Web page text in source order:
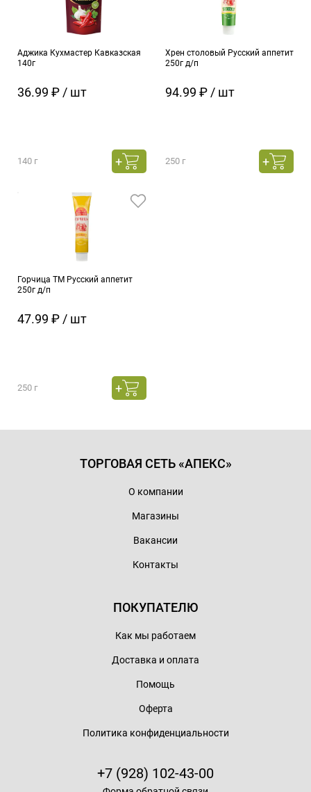
Аджика Кухмастер Кавказская
140г
36.99 ₽ / шт
140 г
Хрен столовый Русский аппетит
250г д/п
94.99 ₽ / шт
250 г
Горчица ТМ Русский аппетит
250г д/п
47.99 ₽ / шт
250 г
ТОРГОВАЯ СЕТЬ «АПЕКС»
О компании
Магазины
Вакансии
Контакты
ПОКУПАТЕЛЮ
Как мы работаем
Доставка и оплата
Помощь
Оферта
Политика конфиденциальности
+7 (928) 102-43-00